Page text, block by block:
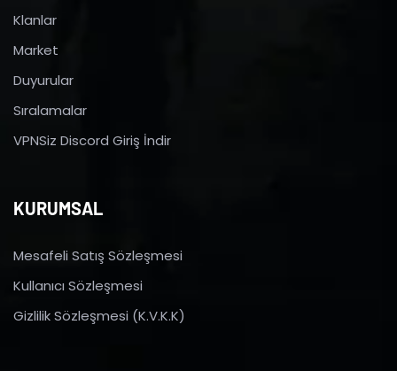
Klanlar
Market
Duyurular
Sıralamalar
VPNSiz Discord Giriş İndir
KURUMSAL
Mesafeli Satış Sözleşmesi
Kullanıcı Sözleşmesi
Gizlilik Sözleşmesi (K.V.K.K)